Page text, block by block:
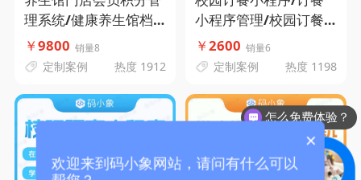
理系统/健康养生馆档
案管理系统-在线服务预
约-多门店管理-健康档
码小象源码
￥9800 销量8
定制案例 热度 1912
小程序管理/校园订餐
系统/学校订餐小程序-
码小象源码
￥2600 销量6
定制案例 热度 1198
怎么免费体验？
×
欢迎来到码小象网站，请问有什么可以